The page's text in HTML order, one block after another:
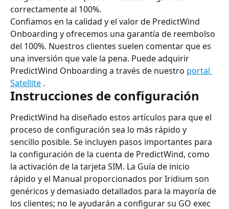
correctamente al 100%.
Confiamos en la calidad y el valor de PredictWind
Onboarding y ofrecemos una garantía de reembolso
del 100%. Nuestros clientes suelen comentar que es
una inversión que vale la pena. Puede adquirir
PredictWind Onboarding a través de nuestro portal
Satellite .
Instrucciones de configuración
PredictWind ha diseñado estos artículos para que el
proceso de configuración sea lo más rápido y
sencillo posible. Se incluyen pasos importantes para
la configuración de la cuenta de PredictWind, como
la activación de la tarjeta SIM. La Guía de inicio
rápido y el Manual proporcionados por Iridium son
genéricos y demasiado detallados para la mayoría de
los clientes; no le ayudarán a configurar su GO exec